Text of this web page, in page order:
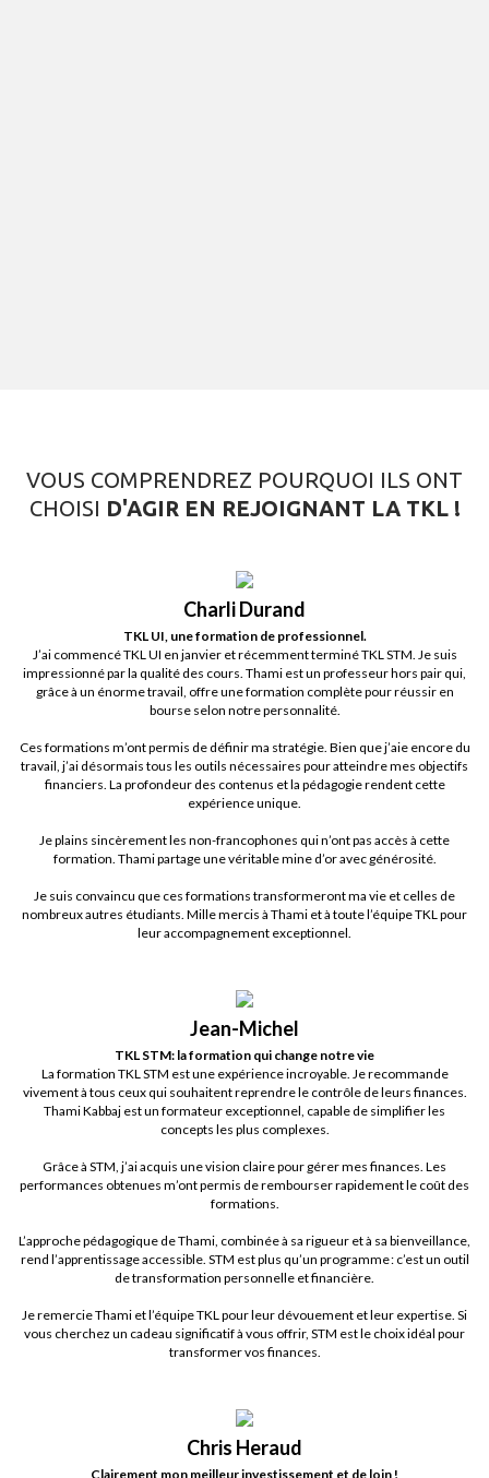
VOUS COMPRENDREZ POURQUOI ILS ONT
CHOISI D'AGIR EN REJOIGNANT LA TKL !
Charli Durand
TKL UI, une formation de professionnel.
J’ai commencé TKL UI en janvier et récemment terminé TKL STM. Je suis
impressionné par la qualité des cours. Thami est un professeur hors pair qui,
grâce à un énorme travail, offre une formation complète pour réussir en
bourse selon notre personnalité.
Ces formations m’ont permis de définir ma stratégie. Bien que j’aie encore du
travail, j’ai désormais tous les outils nécessaires pour atteindre mes objectifs
financiers. La profondeur des contenus et la pédagogie rendent cette
expérience unique.
Je plains sincèrement les non-francophones qui n’ont pas accès à cette
formation. Thami partage une véritable mine d’or avec générosité.
Je suis convaincu que ces formations transformeront ma vie et celles de
nombreux autres étudiants. Mille mercis à Thami et à toute l’équipe TKL pour
leur accompagnement exceptionnel.
Jean-Michel
TKL STM: la formation qui change notre vie
La formation TKL STM est une expérience incroyable. Je recommande
vivement à tous ceux qui souhaitent reprendre le contrôle de leurs finances.
Thami Kabbaj est un formateur exceptionnel, capable de simplifier les
concepts les plus complexes.
Grâce à STM, j’ai acquis une vision claire pour gérer mes finances. Les
performances obtenues m’ont permis de rembourser rapidement le coût des
formations.
L’approche pédagogique de Thami, combinée à sa rigueur et à sa bienveillance,
rend l’apprentissage accessible. STM est plus qu’un programme : c’est un outil
de transformation personnelle et financière.
Je remercie Thami et l’équipe TKL pour leur dévouement et leur expertise. Si
vous cherchez un cadeau significatif à vous offrir, STM est le choix idéal pour
transformer vos finances.
Chris Heraud
Clairement mon meilleur investissement et de loin !